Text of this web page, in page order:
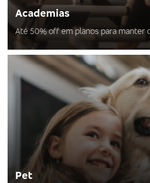
Academias
Até 50% off em planos para manter
Pet